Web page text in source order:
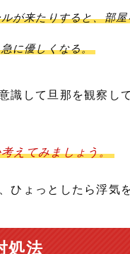
が来たりすると、部
に優しくなる。
識して旦那を観察し
えてみましょう。
ひょっとしたら浮気
処法